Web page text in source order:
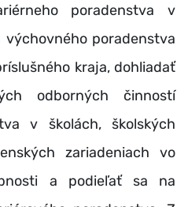
poradenstva v
výchovného poradenstva
kraja, dohliadať
odborných činností
v školách, školských
zariadeniach vo
a podieľať sa na